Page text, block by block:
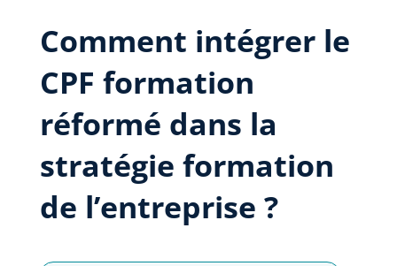
Comment intégrer le
CPF formation
réformé dans la
stratégie formation
de l’entreprise ?